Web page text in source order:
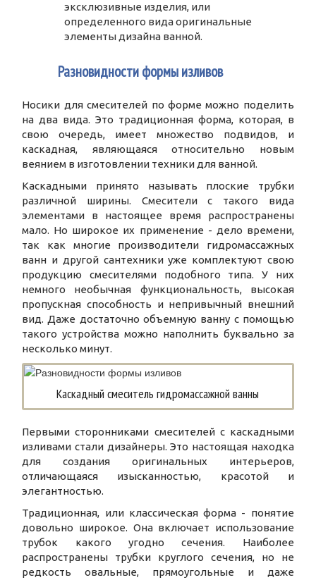
эксклюзивные изделия, или
определенного вида оригинальные
элементы дизайна ванной.
Разновидности формы изливов
Носики для смесителей по форме можно поделить
на два вида. Это традиционная форма, которая, в
свою очередь, имеет множество подвидов, и
каскадная, являющаяся относительно новым
веянием в изготовлении техники для ванной.
Каскадными принято называть плоские трубки
различной ширины. Смесители с такого вида
элементами в настоящее время распространены
мало. Но широкое их применение - дело времени,
так как многие производители гидромассажных
ванн и другой сантехники уже комплектуют свою
продукцию смесителями подобного типа. У них
немного необычная функциональность, высокая
пропускная способность и непривычный внешний
вид. Даже достаточно объемную ванну с помощью
такого устройства можно наполнить буквально за
несколько минут.
Каскадный смеситель гидромассажной ванны
Первыми сторонниками смесителей с каскадными
изливами стали дизайнеры. Это настоящая находка
для создания оригинальных интерьеров,
отличающаяся изысканностью, красотой и
элегантностью.
Традиционная, или классическая форма - понятие
довольно широкое. Она включает использование
трубок какого угодно сечения. Наиболее
распространены трубки круглого сечения, но не
редкость овальные, прямоугольные и даже